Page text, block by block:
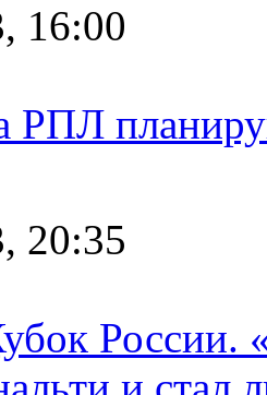
16:00
РПЛ
20:35
России.